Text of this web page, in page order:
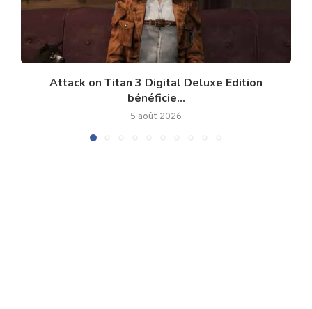
Attack on Titan 3 Digital Deluxe Edition
bénéficie...
5 août 2026